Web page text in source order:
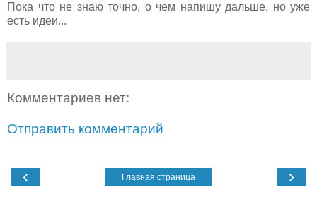
Пока что не знаю точно, о чем напишу дальше, но уже
есть идеи...
Комментариев нет:
Отправить комментарий
‹ ›
Главная страница